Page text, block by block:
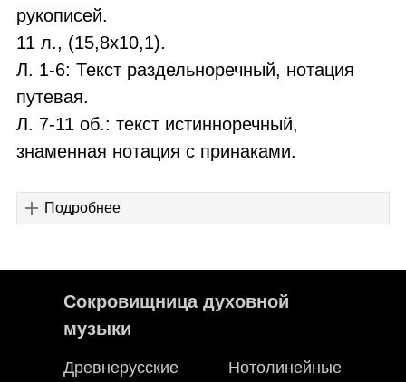
рукописей.
11 л., (15,8х10,1).
Л. 1-6: Текст раздельноречный, нотация
путевая.
Л. 7-11 об.: текст истинноречный,
знаменная нотация с принаками.
Подробнее
Сокровищница духовной
музыки
Древнерусские
Нотолинейные